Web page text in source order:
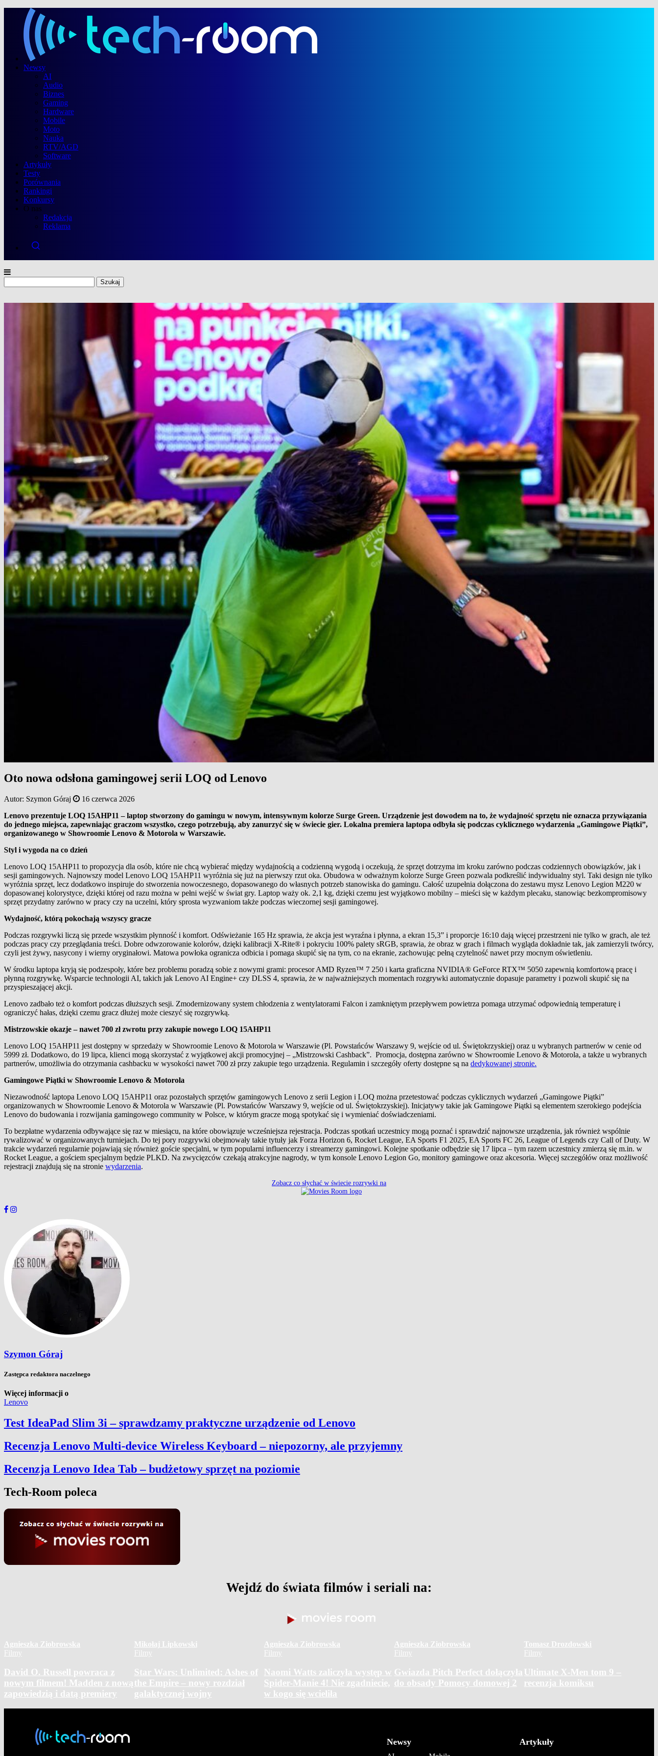
Newsy
AI
Audio
Biznes
Gaming
Hardware
Mobile
Moto
Nauka
RTV/AGD
Software
Artykuły
Testy
Porównania
Rankingi
Konkursy
O nas
Redakcja
Reklama
Oto nowa odsłona gamingowej serii LOQ od Lenovo
Autor: Szymon Góraj
16 czerwca 2026
Lenovo prezentuje LOQ 15AHP11 – laptop stworzony do gamingu w nowym, intensywnym kolorze Surge Green. Urządzenie jest dowodem na to, że wydajność sprzętu nie oznacza przywiązania
do jednego miejsca, zapewniając graczom wszystko, czego potrzebują, aby zanurzyć się w świecie gier. Lokalna premiera laptopa odbyła się podczas cyklicznego wydarzenia „Gamingowe Piątki”,
organizowanego w Showroomie Lenovo & Motorola w Warszawie.
Styl i wygoda na co dzień
Lenovo LOQ 15AHP11 to propozycja dla osób, które nie chcą wybierać między wydajnością a codzienną wygodą i oczekują, że sprzęt dotrzyma im kroku zarówno podczas codziennych obowiązków, jak i
sesji gamingowych. Najnowszy model Lenovo LOQ 15AHP11 wyróżnia się już na pierwszy rzut oka. Obudowa w odważnym kolorze Surge Green pozwala podkreślić indywidualny styl. Taki design nie tylko
wyróżnia sprzęt, lecz dodatkowo inspiruje do stworzenia nowoczesnego, dopasowanego do własnych potrzeb stanowiska do gamingu. Całość uzupełnia dołączona do zestawu mysz Lenovo Legion M220 w
dopasowanej kolorystyce, dzięki której od razu można w pełni wejść w świat gry. Laptop waży ok. 2,1 kg, dzięki czemu jest wyjątkowo mobilny – mieści się w każdym plecaku, stanowiąc bezkompromisowy
sprzęt przydatny zarówno w pracy czy na uczelni, który sprosta wyzwaniom także podczas wieczornej sesji gamingowej.
Wydajność, którą pokochają wszyscy gracze
Podczas rozgrywki liczą się przede wszystkim płynność i komfort. Odświeżanie 165 Hz sprawia, że akcja jest wyraźna i płynna, a ekran 15,3” i proporcje 16:10 dają więcej przestrzeni nie tylko w grach, ale też
podczas pracy czy przeglądania treści. Dobre odwzorowanie kolorów, dzięki kalibracji X-Rite® i pokryciu 100% palety sRGB, sprawia, że obraz w grach i filmach wygląda dokładnie tak, jak zamierzyli twórcy,
czyli jest żywy, nasycony i wierny oryginałowi. Matowa powłoka ogranicza odbicia i pomaga skupić się na tym, co na ekranie, zachowując pełną czytelność nawet przy mocnym oświetleniu.
W środku laptopa kryją się podzespoły, które bez problemu poradzą sobie z nowymi grami: procesor AMD Ryzen™ 7 250 i karta graficzna NVIDIA® GeForce RTX™ 5050 zapewnią komfortową pracę i
płynną rozgrywkę. Wsparcie technologii AI, takich jak Lenovo AI Engine+ czy DLSS 4, sprawia, że w najważniejszych momentach rozgrywki automatycznie dopasuje parametry i pozwoli skupić się na
przyspieszającej akcji.
Lenovo zadbało też o komfort podczas dłuższych sesji. Zmodernizowany system chłodzenia z wentylatorami Falcon i zamkniętym przepływem powietrza pomaga utrzymać odpowiednią temperaturę i
ograniczyć hałas, dzięki czemu gracz dłużej może cieszyć się rozgrywką.
Mistrzowskie okazje – nawet 700 zł zwrotu przy zakupie nowego LOQ 15AHP11
Lenovo LOQ 15AHP11 jest dostępny w sprzedaży w Showroomie Lenovo & Motorola w Warszawie (Pl. Powstańców Warszawy 9, wejście od ul. Świętokrzyskiej) oraz u wybranych partnerów w cenie od
5999 zł. Dodatkowo, do 19 lipca, klienci mogą skorzystać z wyjątkowej akcji promocyjnej – „Mistrzowski Cashback”. Promocja, dostępna zarówno w Showroomie Lenovo & Motorola, a także u wybranych
partnerów, umożliwia do otrzymania cashbacku w wysokości nawet 700 zł przy zakupie tego urządzenia. Regulamin i szczegóły oferty dostępne są na dedykowanej stronie.
Gamingowe Piątki w Showroomie Lenovo & Motorola
Niezawodność laptopa Lenovo LOQ 15AHP11 oraz pozostałych sprzętów gamingowych Lenovo z serii Legion i LOQ można przetestować podczas cyklicznych wydarzeń „Gamingowe Piątki”
organizowanych w Showroomie Lenovo & Motorola w Warszawie (Pl. Powstańców Warszawy 9, wejście od ul. Świętokrzyskiej). Inicjatywy takie jak Gamingowe Piątki są elementem szerokiego podejścia
Lenovo do budowania i rozwijania gamingowego community w Polsce, w którym gracze mogą spotykać się i wymieniać doświadczeniami.
To bezpłatne wydarzenia odbywające się raz w miesiącu, na które obowiązuje wcześniejsza rejestracja. Podczas spotkań uczestnicy mogą poznać i sprawdzić najnowsze urządzenia, jak również wspólnie
rywalizować w organizowanych turniejach. Do tej pory rozgrywki obejmowały takie tytuły jak Forza Horizon 6, Rocket League, EA Sports F1 2025, EA Sports FC 26, League of Legends czy Call of Duty. W
trakcie wydarzeń regularnie pojawiają się również goście specjalni, w tym popularni influencerzy i streamerzy gamingowi. Kolejne spotkanie odbędzie się 17 lipca – tym razem uczestnicy zmierzą się m.in. w
Rocket League, a gościem specjalnym będzie PLKD. Na zwycięzców czekają atrakcyjne nagrody, w tym konsole Lenovo Legion Go, monitory gamingowe oraz akcesoria. Więcej szczegółów oraz możliwość
rejestracji znajdują się na stronie wydarzenia.
Zobacz co słychać w świecie rozrywki na
Szymon Góraj
Zastępca redaktora naczelnego
Więcej informacji o
Lenovo
Test IdeaPad Slim 3i – sprawdzamy praktyczne urządzenie od Lenovo
Recenzja Lenovo Multi-device Wireless Keyboard – niepozorny, ale przyjemny
Recenzja Lenovo Idea Tab – budżetowy sprzęt na poziomie
Tech-Room poleca
Wejdź do świata filmów i seriali na:
Agnieszka Ziobrowska
Filmy
David O. Russell powraca z
nowym filmem! Madden z nową
zapowiedzią i datą premiery
Mikołaj Lipkowski
Filmy
Star Wars: Unlimited: Ashes of
the Empire – nowy rozdział
galaktycznej wojny
Agnieszka Ziobrowska
Filmy
Naomi Watts zaliczyła występ w
Spider-Manie 4! Nie zgadniecie,
w kogo się wcieliła
Agnieszka Ziobrowska
Filmy
Gwiazda Pitch Perfect dołączyła
do obsady Pomocy domowej 2
Tomasz Drozdowski
Filmy
Ultimate X-Men tom 9 –
recenzja komiksu
Newsy
Artykuły